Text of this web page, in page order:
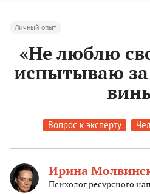
Личный опыт
«Не люблю
испытываю за
Вопрос к эксперту
Ирина
Психолог ресурсного